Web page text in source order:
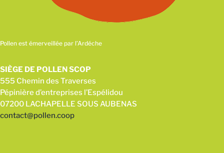
Pollen est émerveillée par l’Ardéche
SIÈGE DE POLLEN SCOP
555 Chemin des Traverses
Pépinière d’entreprises l’Espélidou
07200 LACHAPELLE SOUS AUBENAS
contact@pollen.coop